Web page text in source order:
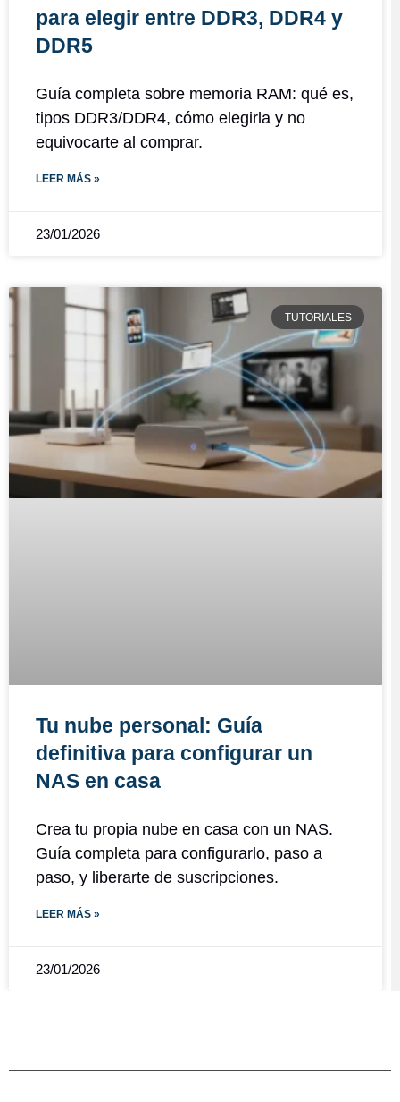
para elegir entre DDR3, DDR4 y
DDR5
Guía completa sobre memoria RAM: qué es,
tipos DDR3/DDR4, cómo elegirla y no
equivocarte al comprar.
LEER MÁS »
23/01/2026
TUTORIALES
Tu nube personal: Guía
definitiva para configurar un
NAS en casa
Crea tu propia nube en casa con un NAS.
Guía completa para configurarlo, paso a
paso, y liberarte de suscripciones.
LEER MÁS »
23/01/2026